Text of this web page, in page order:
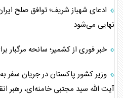
نهایی می‌شود
خبر فوری از کشمیر؛ سانحه مرگبار
وزیر کشور پاکستان در جریان سفر
آیت الله سید مجتبی خامنه‌ای، رهبر